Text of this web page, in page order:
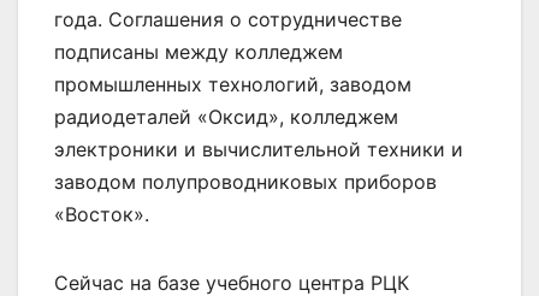
года. Соглашения о сотрудничестве
подписаны между колледжем
промышленных технологий, заводом
радиодеталей «Оксид», колледжем
электроники и вычислительной техники и
заводом полупроводниковых приборов
«Восток».
Сейчас на базе учебного центра РЦК